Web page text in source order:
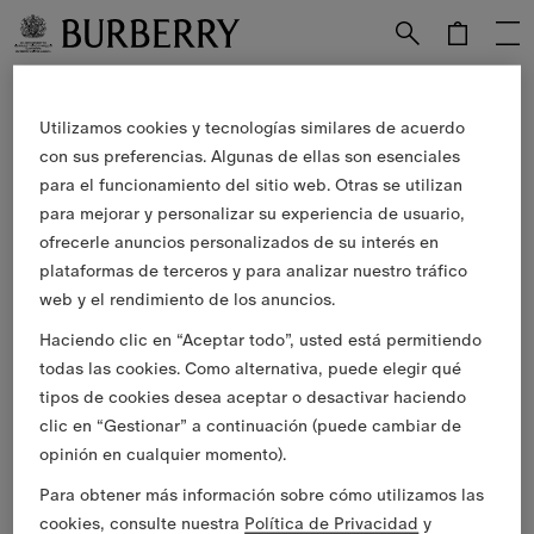
Correo electrónico
Buscar una tienda
Historias
Servicios de Burberry
Atención al cliente
Acerca de Burberry
Legal y cookies
IdiomaEspañol
Utilizamos cookies y tecnologías similares de acuerdo
con sus preferencias. Algunas de ellas son esenciales
para el funcionamiento del sitio web. Otras se utilizan
para mejorar y personalizar su experiencia de usuario,
ofrecerle anuncios personalizados de su interés en
plataformas de terceros y para analizar nuestro tráfico
web y el rendimiento de los anuncios.
Haciendo clic en “Aceptar todo”, usted está permitiendo
todas las cookies. Como alternativa, puede elegir qué
tipos de cookies desea aceptar o desactivar haciendo
clic en “Gestionar” a continuación (puede cambiar de
opinión en cualquier momento).
Para obtener más información sobre cómo utilizamos las
cookies, consulte nuestra Política de Privacidad y